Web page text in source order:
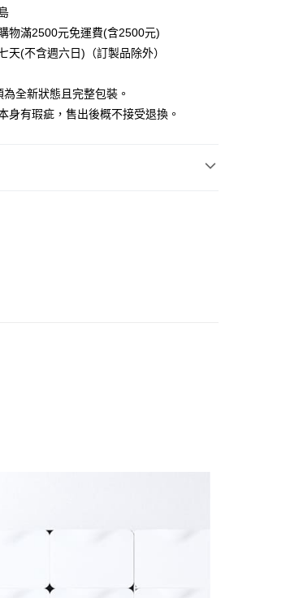
含以上)免運費
物滿2500元免運費(含2500元)
天(不含週六日)（訂製品除外）
全新狀態且完整包裝。
身有瑕疵，售出後概不接受退換。